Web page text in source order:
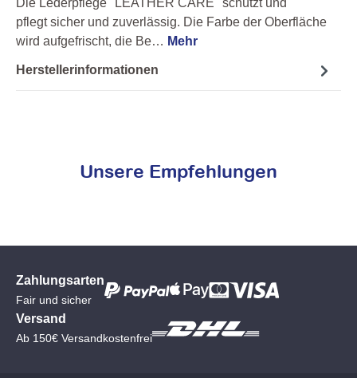
pflegt sicher und zuverlässig. Die Farbe der Oberfläche
wird aufgefrischt, die Be… Mehr
Herstellerinformationen
Unsere Empfehlungen
Zahlungsarten
Fair und sicher
Versand
Ab 150€ Versandkostenfrei